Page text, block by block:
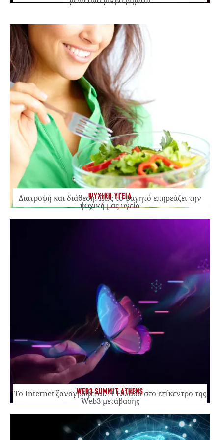
ΨΥΧΙΚΗ ΥΓΕΙΑ
Διατροφή και διάθεση: Πώς το φαγητό επηρεάζει την
ψυχική μας υγεία
WEB3 SUMMIT ATHENS
Το Internet ξαναγράφεται. Η Ελλάδα στο επίκεντρο της
Web3 μετάβασης